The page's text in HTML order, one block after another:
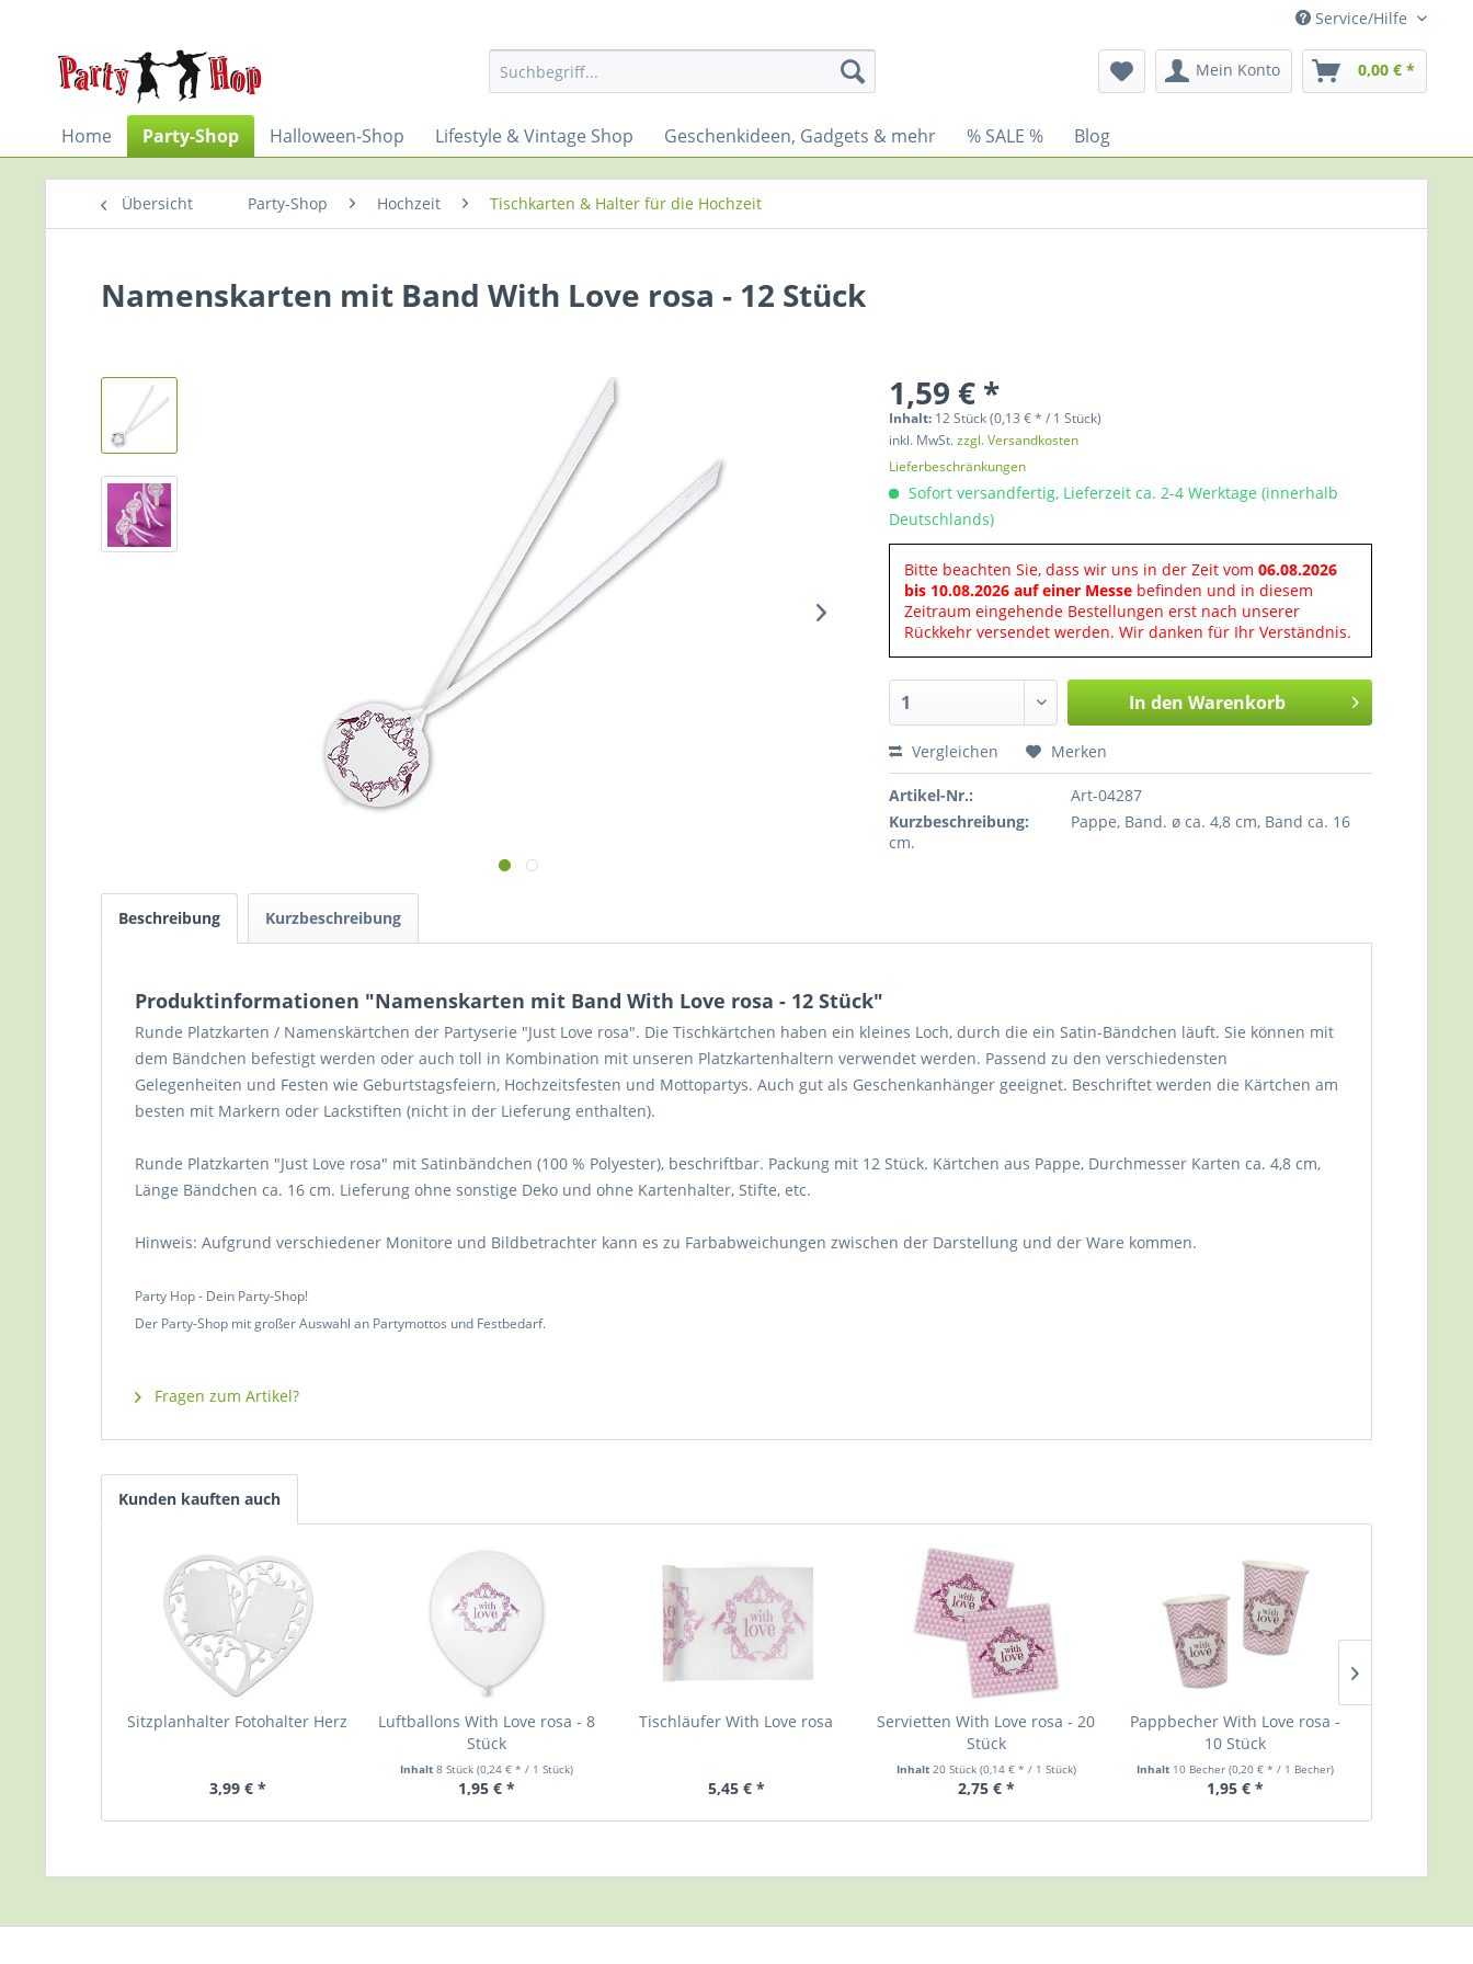
Service/Hilfe
Mein Konto 0,00 € *
Home Party-Shop Halloween-Shop Lifestyle & Vintage Shop Geschenkideen, Gadgets & mehr % SALE % Blog
Übersicht Party-Shop Hochzeit Tischkarten & Halter für die Hochzeit
Namenskarten mit Band With Love rosa - 12 Stück
1,59 € *
Inhalt: 12 Stück (0,13 € * / 1 Stück)
inkl. MwSt.zzgl. Versandkosten
Lieferbeschränkungen
Sofort versandfertig, Lieferzeit ca. 2-4 Werktage (innerhalb
Deutschlands)
Bitte beachten Sie, dass wir uns in der Zeit vom06.08.2026
bis 10.08.2026 auf einer Messe befinden und in diesem
Zeitraum eingehende Bestellungen erst nach unserer
Rückkehr versendet werden. Wir danken für Ihr Verständnis.
In den Warenkorb
Vergleichen Merken
Artikel-Nr.:
Art-04287
Kurzbeschreibung:
Pappe, Band. ø ca. 4,8 cm, Band ca. 16
cm.
Beschreibung Kurzbeschreibung
Produktinformationen "Namenskarten mit Band With Love rosa - 12 Stück"
Runde Platzkarten / Namenskärtchen der Partyserie "Just Love rosa". Die Tischkärtchen haben ein kleines Loch, durch die ein Satin-Bändchen läuft. Sie können mit
dem Bändchen befestigt werden oder auch toll in Kombination mit unseren Platzkartenhaltern verwendet werden. Passend zu den verschiedensten
Gelegenheiten und Festen wie Geburtstagsfeiern, Hochzeitsfesten und Mottopartys. Auch gut als Geschenkanhänger geeignet. Beschriftet werden die Kärtchen am
besten mit Markern oder Lackstiften (nicht in der Lieferung enthalten).
Runde Platzkarten "Just Love rosa" mit Satinbändchen (100 % Polyester), beschriftbar. Packung mit 12 Stück. Kärtchen aus Pappe, Durchmesser Karten ca. 4,8 cm,
Länge Bändchen ca. 16 cm. Lieferung ohne sonstige Deko und ohne Kartenhalter, Stifte, etc.
Hinweis: Aufgrund verschiedener Monitore und Bildbetrachter kann es zu Farbabweichungen zwischen der Darstellung und der Ware kommen.
Party Hop - Dein Party-Shop!
Der Party-Shop mit großer Auswahl an Partymottos und Festbedarf.
Fragen zum Artikel?
Kunden kauften auch
Sitzplanhalter Fotohalter Herz
3,99 € *
Luftballons With Love rosa - 8
Stück
Inhalt8 Stück(0,24 € * / 1 Stück)
1,95 € *
Tischläufer With Love rosa
5,45 € *
Servietten With Love rosa - 20
Stück
Inhalt 20 Stück (0,14 € * / 1 Stück)
2,75 € *
Pappbecher With Love rosa -
10 Stück
Inhalt 10 Becher(0,20 € * / 1 Becher)
1,95 € *